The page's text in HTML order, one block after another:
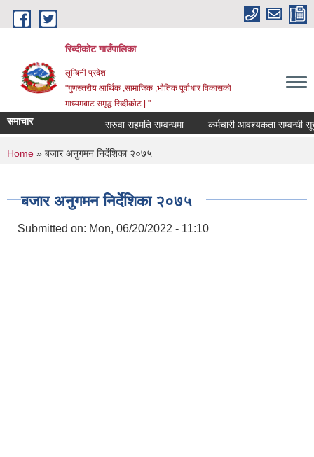
Skip to main content
रिब्दीकोट गाउँपालिका
लुम्बिनी प्रदेश
"गुणस्तरीय आर्थिक ,सामाजिक ,भौतिक पूर्वाधार विकासको
माध्यमबाट समृद्ध रिब्दीकोट | "
समाचार सरुवा सहमति सम्वन्धमा कर्मचारी आवश्यकता सम्वन्धी सूचना
You are here
Home » बजार अनुगमन निर्देशिका २०७५
बजार अनुगमन निर्देशिका २०७५
Submitted on: Mon, 06/20/2022 - 11:10